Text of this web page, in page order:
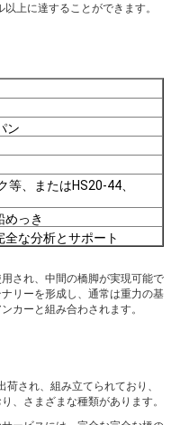
上に達することができます。
ン
等、またはHS20-44、
めっき
な分析とサポート
され、中間の橋脚が実現可能で
リーを形成し、通常は重力の基
カーと組み合わされます。
され、組み立てられており、
、さまざまな種類があります。